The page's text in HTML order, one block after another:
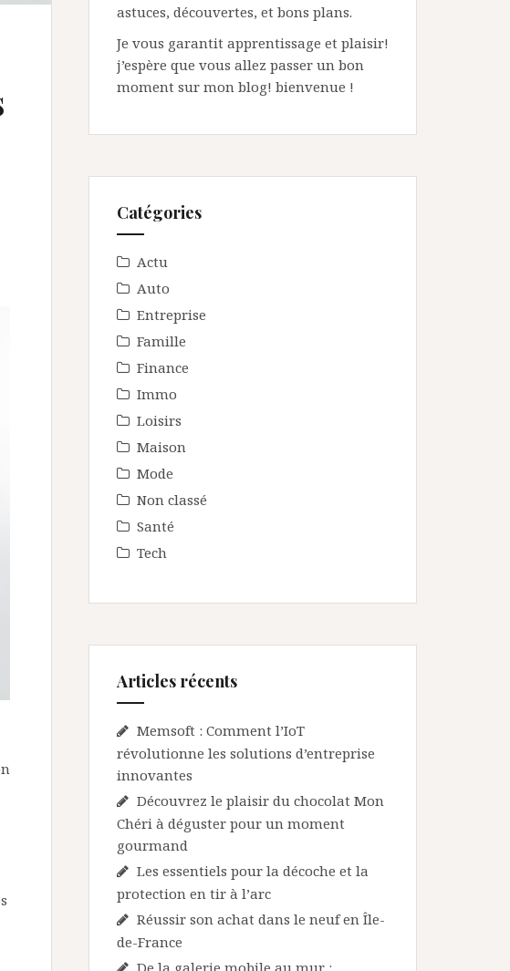
astuces, découvertes, et bons plans.
Je vous garantit apprentissage et plaisir!
j’espère que vous allez passer un bon
moment sur mon blog! bienvenue !
Catégories
Actu
Auto
Entreprise
Famille
Finance
Immo
Loisirs
Maison
Mode
Non classé
Santé
Tech
Articles récents
Memsoft : Comment l’IoT
révolutionne les solutions d’entreprise
innovantes
Découvrez le plaisir du chocolat Mon
Chéri à déguster pour un moment
gourmand
Les essentiels pour la décoche et la
protection en tir à l’arc
Réussir son achat dans le neuf en Île-
de-France
De la galerie mobile au mur :